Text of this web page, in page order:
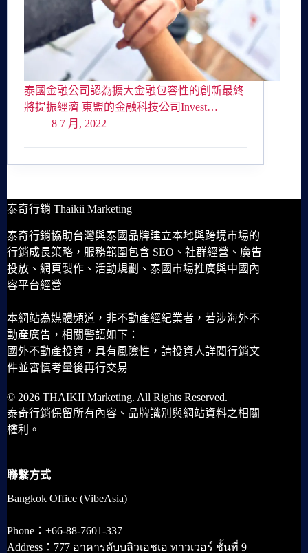
泰國金融公司認為擴大金融包容性的創新最終
將提振經濟 東盟的金融科技公司Invest…
8 7 月, 2022
泰奇行銷 Thaikii Marketing
泰奇行銷協助台灣與泰國品牌建立本地與跨境市場的
行銷成長策略，服務範圍包含 SEO、社群經營、廣告
投放、網頁製作、活動規劃、泰國市場推廣與中國內
容平台經營
本網站為媒體頻道，非不動產經紀業者，若涉海外不
動產廣告，相關警語如下：
國外不動產投資，具有風險性，請投資人詳閱行銷文
件並審慎考量後再行交易
© 2026 THAIKII Marketing. All Rights Reserved.
泰奇行銷保留所有內容、品牌識別與網站資料之相關
權利。
聯繫方式
Bangkok Office (VibeAsia)
Phone：+66-88-7601-337
Address：777 อาคารดับบลิวเอชเอ ทาวเวอร์ ชั้นที่ 9